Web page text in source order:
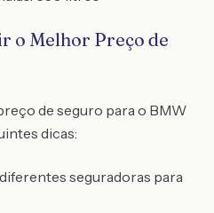
o Melhor Preço de
de seguro para o BMW
dicas:
seguradoras para